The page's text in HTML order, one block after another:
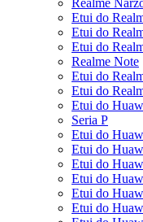
Realme
Etui do
Etui do
Etui do
Realme Note
Etui do
Etui do
Etui do
Seria P
Etui do
Etui do
Etui do
Etui do
Etui do
Etui do